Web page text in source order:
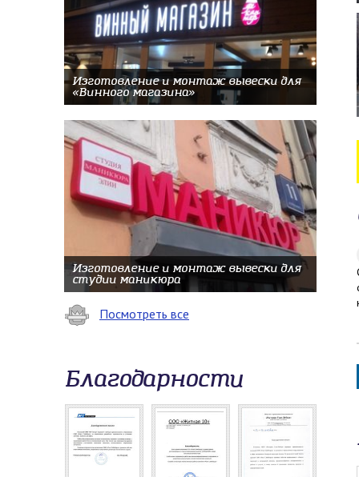
Изготовление и монтаж вывески для
«Винного магазина»
Изготовление и монтаж вывески для
студии маникюра
Посмотреть все
Благодарности